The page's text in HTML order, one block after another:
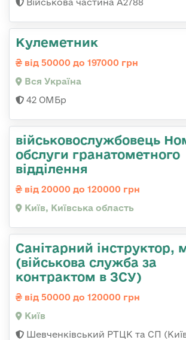
Військова частина А2788
Кулеметник
від 50000 до 197000 грн
Вся Україна
42 ОМБр
військовослужбовець
обслуги гранатометного
відділення
від 20000 до 120000 грн
Київ, Київська область
Санітарний інструктор,
(військова служба за
контрактом в ЗСУ)
від 50000 до 120000 грн
Київ
Шевченківський РТЦК та СП